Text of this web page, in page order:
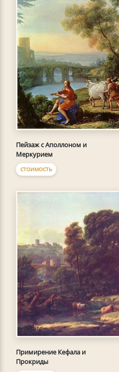
Пейзаж с Аполлоном и
Меркурием
СТОИМОСТЬ
Примирение Кефала и
Прокриды